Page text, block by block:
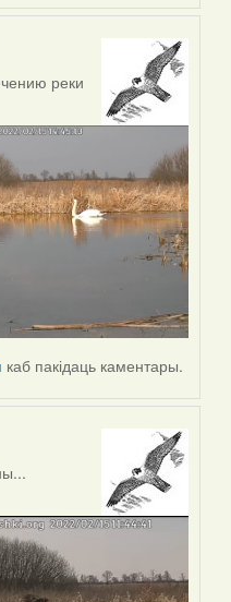
реки
каб пакідаць каментары.